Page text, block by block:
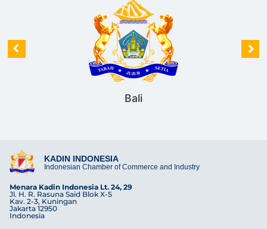
Bali
KADIN INDONESIA
Indonesian Chamber of Commerce and Industry
Menara Kadin Indonesia Lt. 24, 29
Jl. H. R. Rasuna Said Blok X-5
Kav. 2-3, Kuningan
Jakarta 12950
Indonesia